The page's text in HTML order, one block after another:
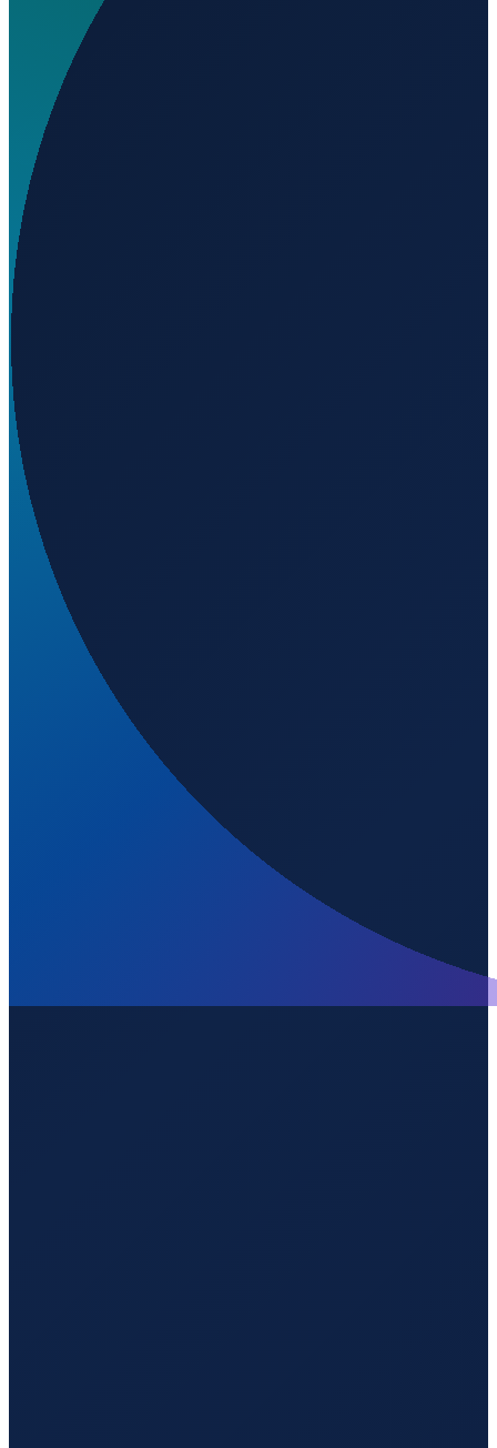
Wo liegt ADNOC Upper Zakum West Island Heliport?
▼
Wird geladen...
Dubai